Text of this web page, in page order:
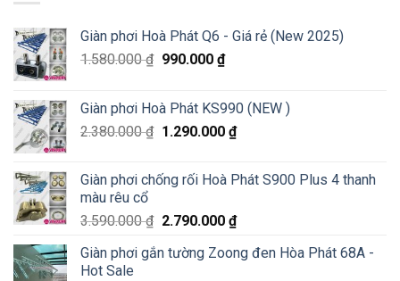
Giàn phơi Hoà Phát Q6 - Giá rẻ (New 2025)
1.580.000₫ 990.000 ₫
Giàn phơi Hoà Phát KS990 (NEW )
2.380.000₫ 1.290.000 ₫
Giàn phơi chống rối Hoà Phát S900 Plus 4 thanh
màu rêu cổ
3.590.000₫ 2.790.000 ₫
Giàn phơi gắn tường Zoong đen Hòa Phát 68A -
Hot Sale